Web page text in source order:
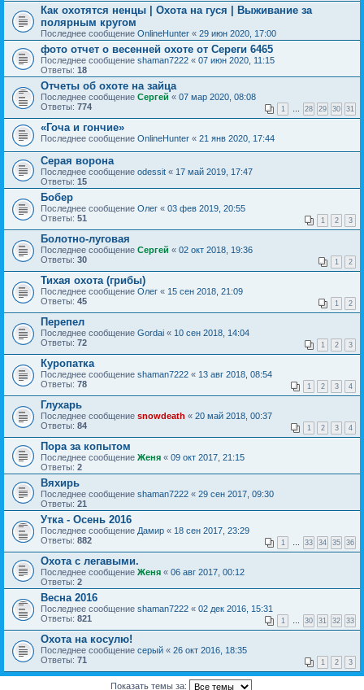
Как охотятся ненцы | Охота на гуся | Выживание за
полярным кругом
Последнее сообщение OnlineHunter « 29 июн 2020, 17:00
фото отчет о весенней охоте от Сереги 6465
Последнее сообщение shaman7222 « 07 июн 2020, 11:15
Ответы: 18
Отчеты об охоте на зайца
Последнее сообщение Сергей « 07 мар 2020, 08:08
Ответы: 774 1 … 28 29 30 31
«Гоча и гончие»
Последнее сообщение OnlineHunter « 21 янв 2020, 17:44
Серая ворона
Последнее сообщение odessit « 17 май 2019, 17:47
Ответы: 15
Бобер
Последнее сообщение Олег « 03 фев 2019, 20:55
Ответы: 51 1 2 3
Болотно-луговая
Последнее сообщение Сергей « 02 окт 2018, 19:36
Ответы: 30 1 2
Тихая охота (грибы)
Последнее сообщение Олег « 15 сен 2018, 21:09
Ответы: 45 1 2
Перепел
Последнее сообщение Gordai « 10 сен 2018, 14:04
Ответы: 72 1 2 3
Куропатка
Последнее сообщение shaman7222 « 13 авг 2018, 08:54
Ответы: 78 1 2 3 4
Глухарь
Последнее сообщение snowdeath « 20 май 2018, 00:37
Ответы: 84 1 2 3 4
Пора за копытом
Последнее сообщение Женя « 09 окт 2017, 21:15
Ответы: 2
Вяхирь
Последнее сообщение shaman7222 « 29 сен 2017, 09:30
Ответы: 21
Утка - Осень 2016
Последнее сообщение Дамир « 18 сен 2017, 23:29
Ответы: 882 1 … 33 34 35 36
Охота с легавыми.
Последнее сообщение Женя « 06 авг 2017, 00:12
Ответы: 2
Весна 2016
Последнее сообщение shaman7222 « 02 дек 2016, 15:31
Ответы: 821 1 … 30 31 32 33
Охота на косулю!
Последнее сообщение серый « 26 окт 2016, 18:35
Ответы: 71 1 2 3
Показать темы за: